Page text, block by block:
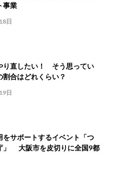
事業
日
り直したい！ そう思ってい
割合はどれくらい？
日
をサポートするイベント「つ
」 大阪市を皮切りに全国9都